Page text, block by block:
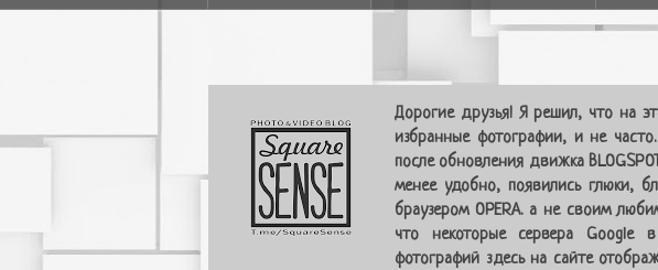
Дорогие друзья! Я решил, что на
избранные фотографии, и не
после обновления движка
менее удобно, появились глюки,
браузером OPERA. а не своим
что некоторые сервера Google
фотографий здесь на сайте